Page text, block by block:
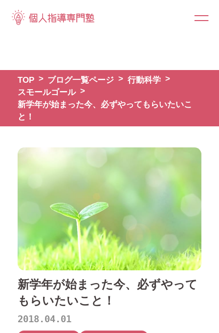
TOP ブログ一覧ページ
行動科学
スモールゴール
新学年が始まった今、必ずやってもらいたいこ
と！
新学年が始まった今、必ずやって
もらいたいこと！
2018.04.01